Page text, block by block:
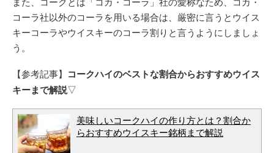
コーラ社以外のコーラを用いる場合は、厳密に言うとウイス
キーコーラやウイスキーのコーラ割りと言うようにしましょ
う。
【参考記事】 コークハイのベストな割合からおすすめウイス
キーまで解説▽
美味しいコークハイの作り方とは？割合か
らおすすめウイスキー銘柄まで解説